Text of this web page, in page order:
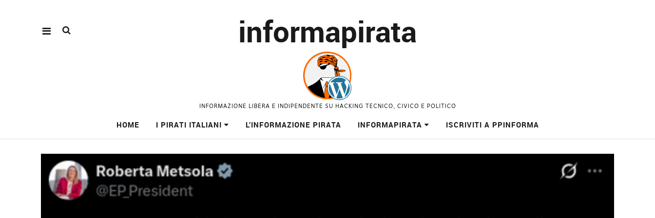
informapirata
INFORMAZIONE LIBERA E INDIPENDENTE SU HACKING TECNICO, CIVICO E POLITICO
HOME I PIRATI ITALIANI L’INFORMAZIONE PIRATA INFORMAPIRATA ISCRIVITI A PPINFORMA